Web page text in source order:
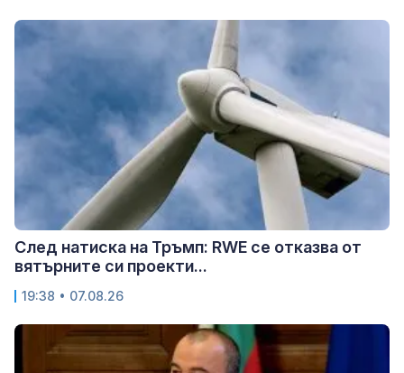
След натиска на Тръмп: RWE се отказва от
вятърните си проекти...
19:38 • 07.08.26